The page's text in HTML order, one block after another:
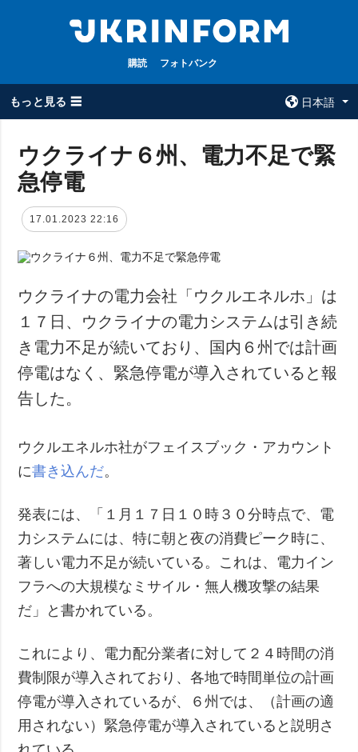
購読 フォトバンク
もっと見る ☰
日本語
全てのトピック
被占領地
政治
防衛
社会・文化
スポーツ
犯罪
事故・緊急事態
コンタクト
追加
特集
写真
動画
サービス
ウクライナ６州、電力不足で緊
急停電
17.01.2023 22:16
ウクライナの電力会社「ウクルエネルホ」は
１７日、ウクライナの電力システムは引き続
き電力不足が続いており、国内６州では計画
停電はなく、緊急停電が導入されていると報
告した。
ウクルエネルホ社がフェイスブック・アカウント
に書き込んだ。
発表には、「１月１７日１０時３０分時点で、電
力システムには、特に朝と夜の消費ピーク時に、
著しい電力不足が続いている。これは、電力イン
フラへの大規模なミサイル・無人機攻撃の結果
だ」と書かれている。
これにより、電力配分業者に対して２４時間の消
費制限が導入されており、各地で時間単位の計画
停電が導入されているが、６州では、（計画の適
用されない）緊急停電が導入されていると説明さ